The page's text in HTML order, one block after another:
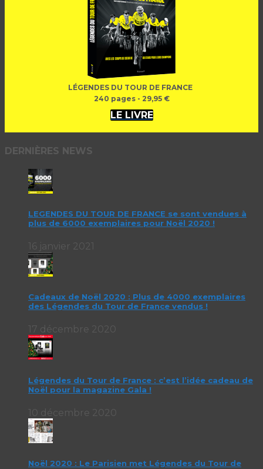
LÉGENDES DU TOUR DE FRANCE
240 pages - 29,95 €
LE LIVRE
DERNIÈRES NEWS
LEGENDES DU TOUR DE FRANCE se sont vendues à
plus de 6000 exemplaires pour Noël 2020 !
16 janvier 2021
Cadeaux de Noël 2020 : Plus de 4000 exemplaires
des Légendes du Tour de France vendus !
17 décembre 2020
Légendes du Tour de France : c’est l’idée cadeau de
Noël pour la magazine Gala !
10 décembre 2020
Noël 2020 : Le Parisien met Légendes du Tour de